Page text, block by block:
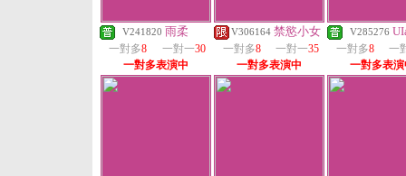
V241820 雨柔
一對多8 一對一30
一對多表演中
V306164 禁慾小女
一對多8 一對一35
一對多表演中
V285276
一對多8
一
一對多表